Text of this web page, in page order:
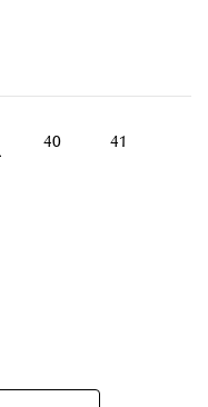
40 41